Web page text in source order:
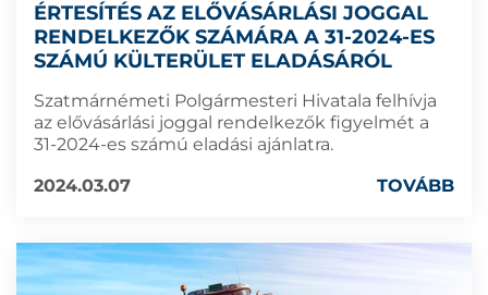
ÉRTESÍTÉS AZ ELŐVÁSÁRLÁSI JOGGAL
RENDELKEZŐK SZÁMÁRA A 31-2024-ES
SZÁMÚ KÜLTERÜLET ELADÁSÁRÓL
Szatmárnémeti Polgármesteri Hivatala felhívja
az elővásárlási joggal rendelkezők figyelmét a
31-2024-es számú eladási ajánlatra.
2024.03.07
TOVÁBB